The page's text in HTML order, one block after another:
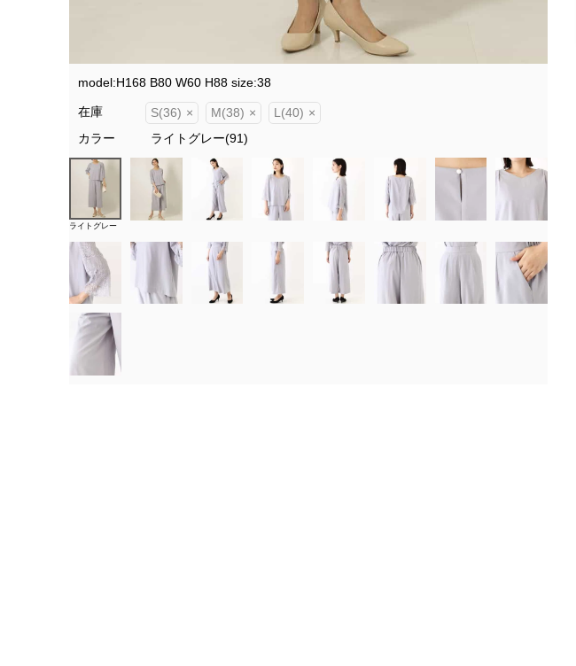
model:H168 B80 W60 H88 size:38
在庫 S(36) × M(38) × L(40) ×
カラー
ライトグレー(91)
ライトグレー